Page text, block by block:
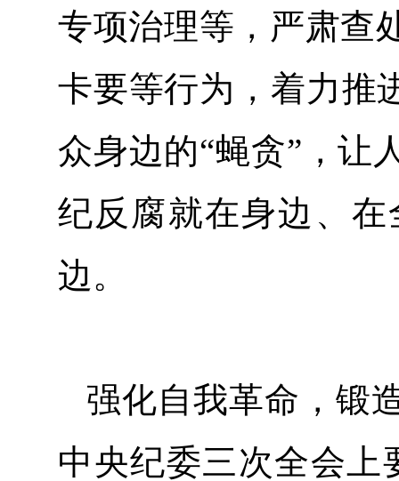
专项治理等，严肃查
卡要等行为，着力推
众身边的“蝇贪”，让
纪反腐就在身边、
边。
强化自我革命，锻
中央纪委三次全会上